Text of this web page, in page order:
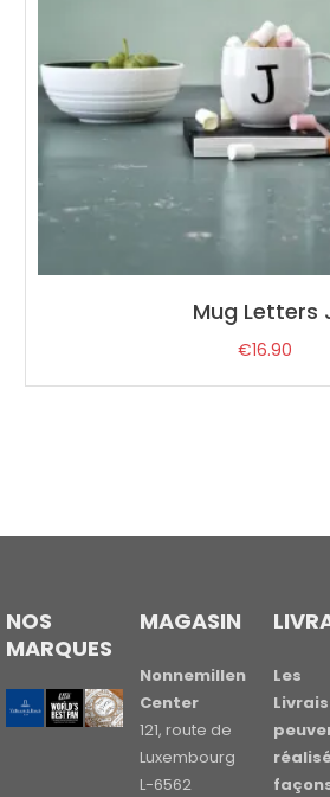
Mug Letters
€16.90
NOS
MARQUES
MAGASIN
Nonnemillen
Center
121, route de
Luxembourg
L-6562
Les